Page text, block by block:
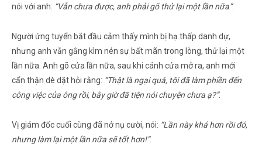
nói với anh: “Vẫn chưa được, anh phải gõ thử lại một lần nữa”.
Người ứng tuyển bắt đầu cảm thấy mình bị hạ thấp danh dự,
nhưng anh vẫn gắng kìm nén sự bất mãn trong lòng, thử lại một
lần nữa. Anh gõ cửa lần nữa, sau khi cánh cửa mở ra, anh mới
cẩn thận dè dặt hỏi rằng: “Thật là ngại quá, tôi đã làm phiền đến
công việc của ông rồi, bây giờ đã tiện nói chuyện chưa ạ?”.
Vị giám đốc cuối cùng đã nở nụ cười, nói: “Lần này khá hơn rồi đó,
nhưng làm lại một lần nữa sẽ tốt hơn!”.